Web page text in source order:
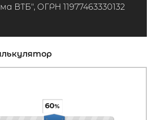
ВТБ", ОГРН 11977463330132